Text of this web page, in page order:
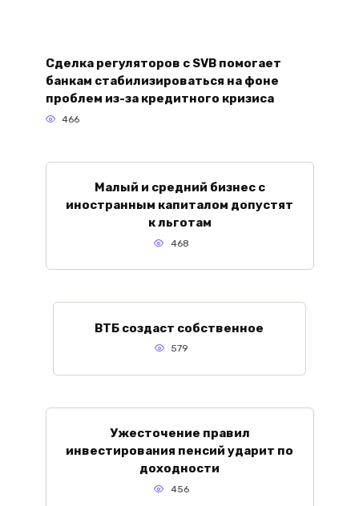
Сделка регуляторов с SVB помогает
банкам стабилизироваться на фоне
проблем из-за кредитного кризиса
466
Малый и средний бизнес с
иностранным капиталом допустят
к льготам
468
ВТБ создаст собственное
579
Ужесточение правил
инвестирования пенсий ударит по
доходности
456